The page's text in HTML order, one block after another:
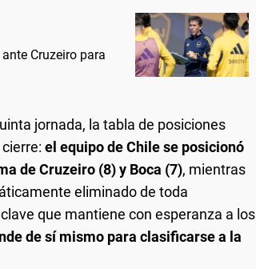
Cruzeiro para
jornada, la tabla de posiciones
el equipo de Chile se posicionó
de Cruzeiro (8) y Boca (7), mientras
eliminado de toda
que mantiene con esperanza a los
de sí mismo para clasificarse a la